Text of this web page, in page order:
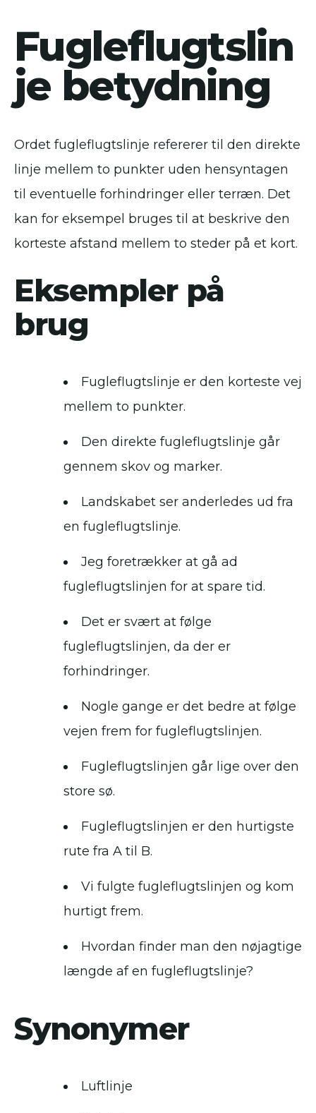
Fugleflugtslin
je betydning
Ordet fugleflugtslinje refererer til den direkte
linje mellem to punkter uden hensyntagen
til eventuelle forhindringer eller terræn. Det
kan for eksempel bruges til at beskrive den
korteste afstand mellem to steder på et kort.
Eksempler på
brug
Fugleflugtslinje er den korteste vej
mellem to punkter.
Den direkte fugleflugtslinje går
gennem skov og marker.
Landskabet ser anderledes ud fra
en fugleflugtslinje.
Jeg foretrækker at gå ad
fugleflugtslinjen for at spare tid.
Det er svært at følge
fugleflugtslinjen, da der er
forhindringer.
Nogle gange er det bedre at følge
vejen frem for fugleflugtslinjen.
Fugleflugtslinjen går lige over den
store sø.
Fugleflugtslinjen er den hurtigste
rute fra A til B.
Vi fulgte fugleflugtslinjen og kom
hurtigt frem.
Hvordan finder man den nøjagtige
længde af en fugleflugtslinje?
Synonymer
Luftlinje